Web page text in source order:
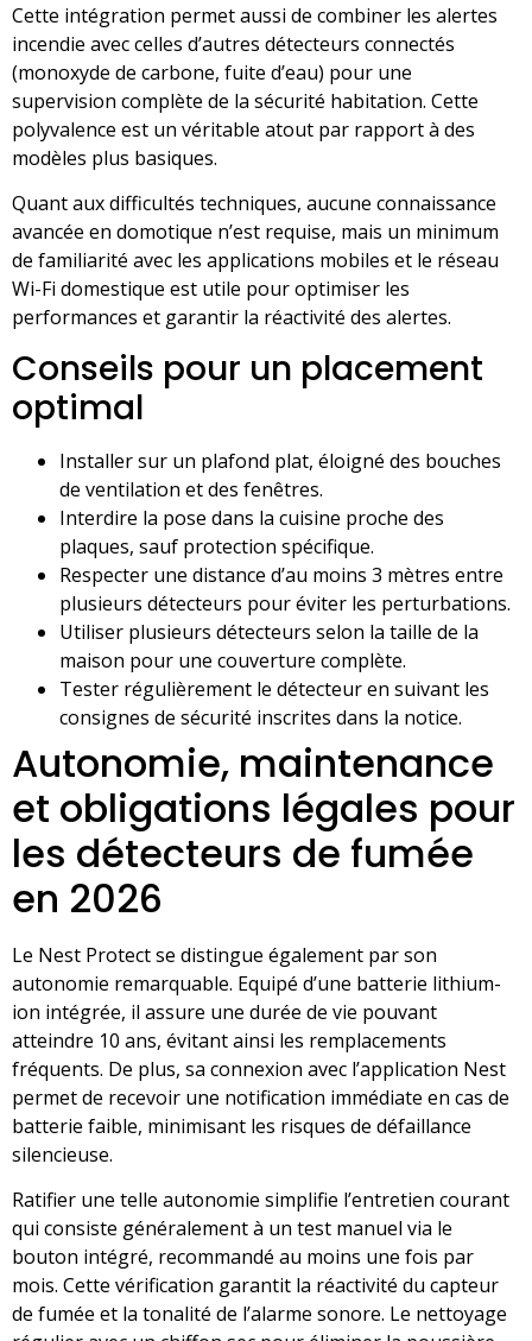
Cette intégration permet aussi de combiner les alertes
incendie avec celles d’autres détecteurs connectés
(monoxyde de carbone, fuite d’eau) pour une
supervision complète de la sécurité habitation. Cette
polyvalence est un véritable atout par rapport à des
modèles plus basiques.
Quant aux difficultés techniques, aucune connaissance
avancée en domotique n’est requise, mais un minimum
de familiarité avec les applications mobiles et le réseau
Wi-Fi domestique est utile pour optimiser les
performances et garantir la réactivité des alertes.
Conseils pour un placement
optimal
Installer sur un plafond plat, éloigné des bouches
de ventilation et des fenêtres.
Interdire la pose dans la cuisine proche des
plaques, sauf protection spécifique.
Respecter une distance d’au moins 3 mètres entre
plusieurs détecteurs pour éviter les perturbations.
Utiliser plusieurs détecteurs selon la taille de la
maison pour une couverture complète.
Tester régulièrement le détecteur en suivant les
consignes de sécurité inscrites dans la notice.
Autonomie, maintenance
et obligations légales pour
les détecteurs de fumée
en 2026
Le Nest Protect se distingue également par son
autonomie remarquable. Equipé d’une batterie lithium-
ion intégrée, il assure une durée de vie pouvant
atteindre 10 ans, évitant ainsi les remplacements
fréquents. De plus, sa connexion avec l’application Nest
permet de recevoir une notification immédiate en cas de
batterie faible, minimisant les risques de défaillance
silencieuse.
Ratifier une telle autonomie simplifie l’entretien courant
qui consiste généralement à un test manuel via le
bouton intégré, recommandé au moins une fois par
mois. Cette vérification garantit la réactivité du capteur
de fumée et la tonalité de l’alarme sonore. Le nettoyage